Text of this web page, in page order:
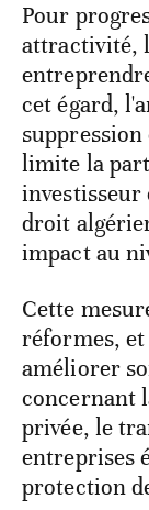
Pour
attractivité,
cet égard,
suppression
limite la
investisseur
droit
impact au
Cette
réformes,
améliorer
concernant
privée, le
entreprises
protection